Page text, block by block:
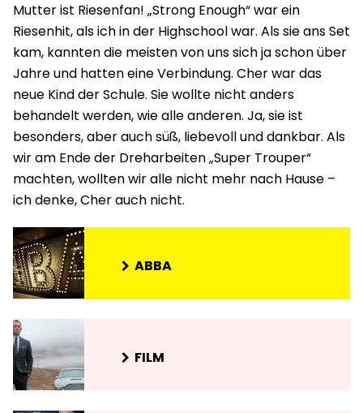
Mutter ist Riesenfan! „Strong Enough“ war ein
Riesenhit, als ich in der Highschool war. Als sie ans Set
kam, kannten die meisten von uns sich ja schon über
Jahre und hatten eine Verbindung. Cher war das
neue Kind der Schule. Sie wollte nicht anders
behandelt werden, wie alle anderen. Ja, sie ist
besonders, aber auch süß, liebevoll und dankbar. Als
wir am Ende der Dreharbeiten „Super Trouper“
machten, wollten wir alle nicht mehr nach Hause –
ich denke, Cher auch nicht.
ABBA
FILM